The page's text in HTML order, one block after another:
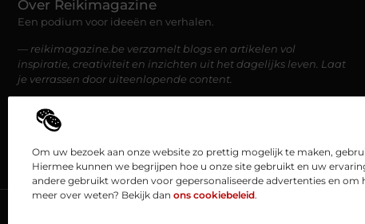
Om uw bezoek aan onze website zo prettig mogelijk te maken,
Hiermee kunnen we begrijpen hoe u onze site gebruikt en uw
andere gebruikt worden voor gepersonaliseerde advertenties en
meer over weten? Bekijk dan ons cookiebeleid.
Over Reikimagazine
Een podium voor ideeën en verhalen.
— reikimagazine.be verzamelt blogs en artikelen vol
inspiratie, creativiteit en inzichten uit het dagelijks leven. Laat
je verrassen door uiteenlopende content.